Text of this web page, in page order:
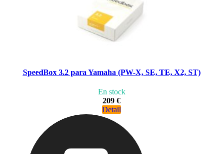
SpeedBox 3.2 para Yamaha (PW-X, SE, TE, X2, ST)
En stock
209 €
Detail